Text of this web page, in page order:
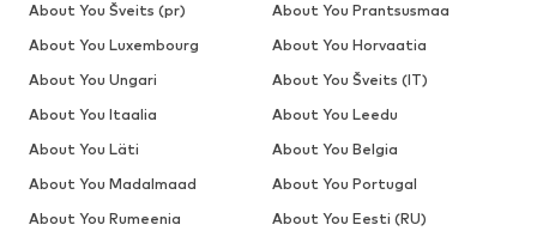
About You Šveits (pr)
About You Prantsusmaa
About You Luxembourg
About You Horvaatia
About You Ungari
About You Šveits (IT)
About You Itaalia
About You Leedu
About You Läti
About You Belgia
About You Madalmaad
About You Portugal
About You Rumeenia
About You Eesti (RU)